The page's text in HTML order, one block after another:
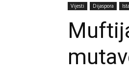
Vijesti Dijaspora